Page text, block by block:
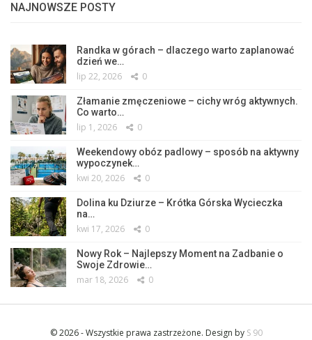
NAJNOWSZE POSTY
Randka w górach – dlaczego warto zaplanować
dzień we…
lip 22, 2026 0
Złamanie zmęczeniowe – cichy wróg aktywnych.
Co warto…
lip 1, 2026 0
Weekendowy obóz padlowy – sposób na aktywny
wypoczynek…
kwi 20, 2026 0
Dolina ku Dziurze – Krótka Górska Wycieczka
na…
kwi 17, 2026 0
Nowy Rok – Najlepszy Moment na Zadbanie o
Swoje Zdrowie…
mar 18, 2026 0
© 2026 - Wszystkie prawa zastrzeżone. Design by S 90